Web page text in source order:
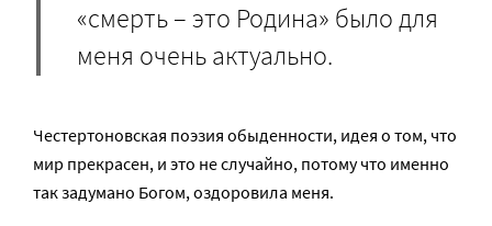
«смерть – это Родина» было для
меня очень актуально.
Честертоновская поэзия обыденности, идея о том, что
мир прекрасен, и это не случайно, потому что именно
так задумано Богом, оздоровила меня.